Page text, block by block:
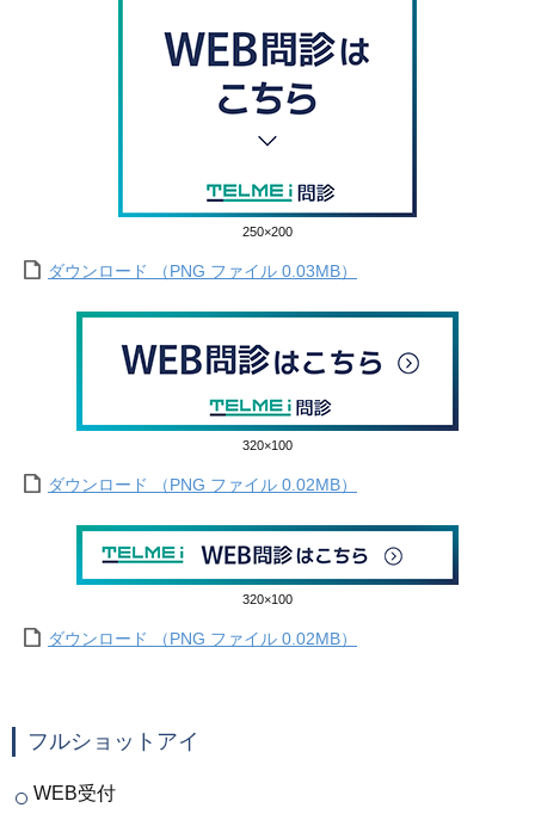
250×200
ダウンロード （PNG ファイル 0.03MB）
320×100
ダウンロード （PNG ファイル 0.02MB）
320×100
ダウンロード （PNG ファイル 0.02MB）
フルショットアイ
WEB受付